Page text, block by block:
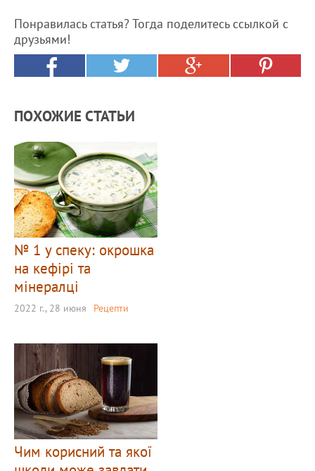
Понравилась статья? Тогда поделитесь ссылкой с
друзьями!
ПОХОЖИЕ СТАТЬИ
№ 1 у спеку: окрошка
на кефірі та
мінералці
2022 г., 28 июня Рецепти
Чим корисний та якої